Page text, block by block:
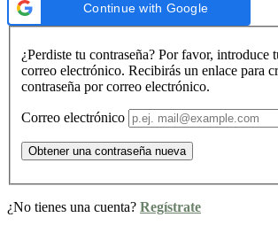
Continue with Google
¿Perdiste tu contraseña? Por favor, introduce
correo electrónico. Recibirás un enlace para
contraseña por correo electrónico.
Correo electrónico
Obtener una contraseña nueva
¿No tienes una cuenta? Regístrate